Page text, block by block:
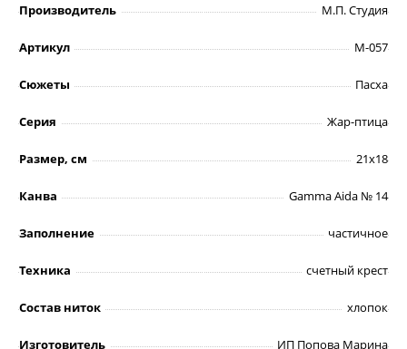
Производитель М.П. Студия
Артикул М-057
Сюжеты Пасха
Серия Жар-птица
Размер, см 21х18
Канва Gamma Aida № 14
Заполнение частичное
Техника счетный крест
Состав ниток хлопок
Изготовитель
ИП Попова Марина